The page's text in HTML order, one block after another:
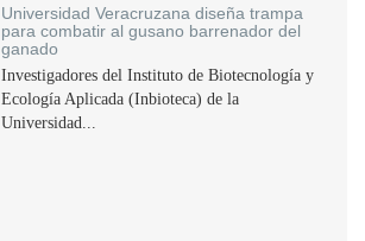
Universidad Veracruzana diseña trampa
para combatir al gusano barrenador del
ganado
Investigadores del Instituto de Biotecnología y
Ecología Aplicada (Inbioteca) de la
Universidad...